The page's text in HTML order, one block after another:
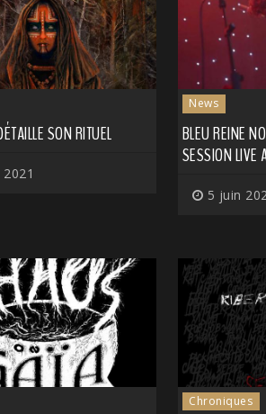
SON RITUEL
News
BLEU REINE
SESSION LIVE
5 juin
Chroniques